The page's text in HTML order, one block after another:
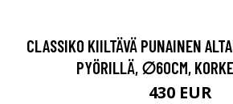
CLASSIKO KIILTÄVÄ PUNAINEN
PYÖRILLÄ, ∅60CM,
430 EUR